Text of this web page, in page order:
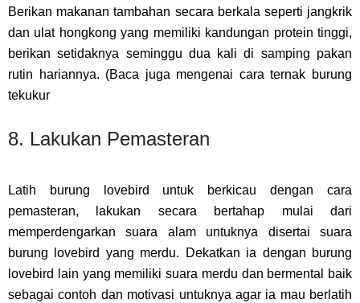
Berikan makanan tambahan secara berkala seperti jangkrik
dan ulat hongkong yang memiliki kandungan protein tinggi,
berikan setidaknya seminggu dua kali di samping pakan
rutin hariannya. (Baca juga mengenai cara ternak burung
tekukur
8. Lakukan Pemasteran
Latih burung lovebird untuk berkicau dengan cara
pemasteran, lakukan secara bertahap mulai dari
memperdengarkan suara alam untuknya disertai suara
burung lovebird yang merdu. Dekatkan ia dengan burung
lovebird lain yang memiliki suara merdu dan bermental baik
sebagai contoh dan motivasi untuknya agar ia mau berlatih